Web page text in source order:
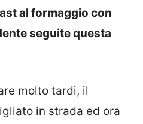
al formaggio con
seguite questa
molto tardi, il
in strada ed ora